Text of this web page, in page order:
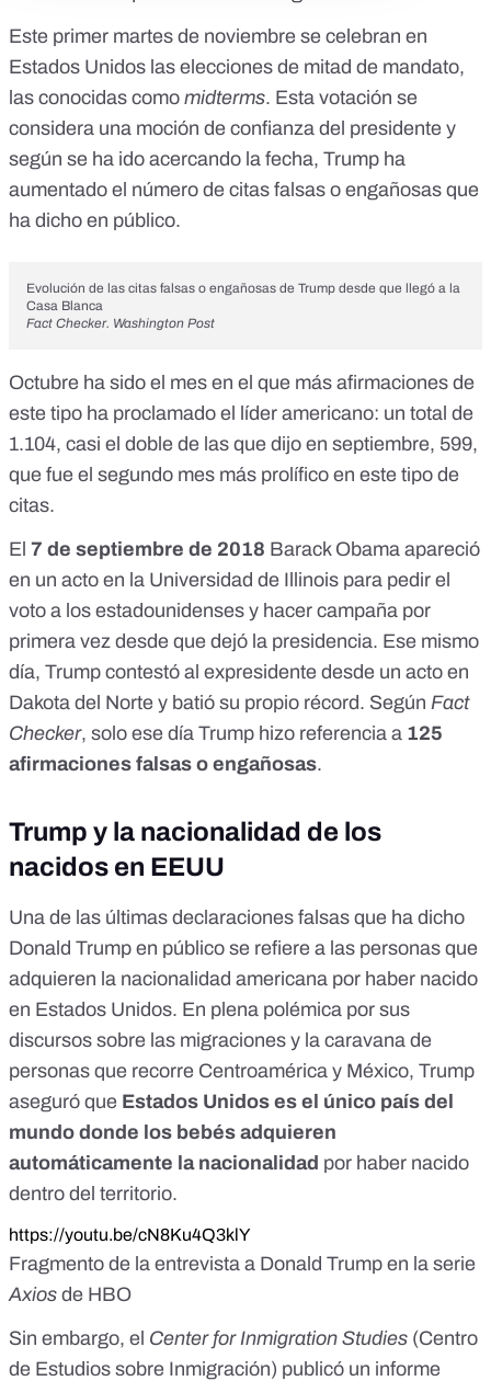
Este primer martes de noviembre se celebran en
Estados Unidos las elecciones de mitad de mandato,
las conocidas como midterms. Esta votación se
considera una moción de confianza del presidente y
según se ha ido acercando la fecha, Trump ha
aumentado el número de citas falsas o engañosas que
ha dicho en público.
Evolución de las citas falsas o engañosas de Trump desde que llegó a la
Casa Blanca
Fact Checker. Washington Post
Octubre ha sido el mes en el que más afirmaciones de
este tipo ha proclamado el líder americano: un total de
1.104, casi el doble de las que dijo en septiembre, 599,
que fue el segundo mes más prolífico en este tipo de
citas.
El 7 de septiembre de 2018 Barack Obama apareció
en un acto en la Universidad de Illinois para pedir el
voto a los estadounidenses y hacer campaña por
primera vez desde que dejó la presidencia. Ese mismo
día, Trump contestó al expresidente desde un acto en
Dakota del Norte y batió su propio récord. Según Fact
Checker, solo ese día Trump hizo referencia a 125
afirmaciones falsas o engañosas.
Trump y la nacionalidad de los
nacidos en EEUU
Una de las últimas declaraciones falsas que ha dicho
Donald Trump en público se refiere a las personas que
adquieren la nacionalidad americana por haber nacido
en Estados Unidos. En plena polémica por sus
discursos sobre las migraciones y la caravana de
personas que recorre Centroamérica y México, Trump
aseguró que Estados Unidos es el único país del
mundo donde los bebés adquieren
automáticamente la nacionalidad por haber nacido
dentro del territorio.
https://youtu.be/cN8Ku4Q3klY
Fragmento de la entrevista a Donald Trump en la serie
Axios de HBO
Sin embargo, el Center for Inmigration Studies (Centro
de Estudios sobre Inmigración) publicó un informe